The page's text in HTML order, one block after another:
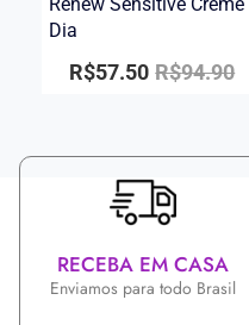
Dia
R$94.90
R$57.50
RECEBA EM CASA
Enviamos para todo Brasil